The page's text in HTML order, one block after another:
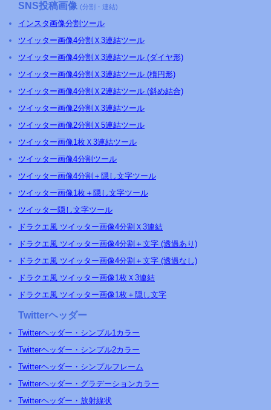
SNS投稿画像 (分割・連結)
インスタ画像分割ツール
ツイッター画像4分割Ｘ3連結ツール
ツイッター画像4分割Ｘ3連結ツール (ダイヤ形)
ツイッター画像4分割Ｘ3連結ツール (楕円形)
ツイッター画像4分割Ｘ2連結ツール (斜め結合)
ツイッター画像2分割Ｘ3連結ツール
ツイッター画像2分割Ｘ5連結ツール
ツイッター画像1枚Ｘ3連結ツール
ツイッター画像4分割ツール
ツイッター画像4分割＋隠し文字ツール
ツイッター画像1枚＋隠し文字ツール
ツイッター隠し文字ツール
ドラクエ風 ツイッター画像4分割Ｘ3連結
ドラクエ風 ツイッター画像4分割＋文字 (透過あり)
ドラクエ風 ツイッター画像4分割＋文字 (透過なし)
ドラクエ風 ツイッター画像1枚Ｘ3連結
ドラクエ風 ツイッター画像1枚＋隠し文字
Twitterヘッダー
Twitterヘッダー・シンプル1カラー
Twitterヘッダー・シンプル2カラー
Twitterヘッダー・シンプルフレーム
Twitterヘッダー・グラデーションカラー
Twitterヘッダー・放射線状